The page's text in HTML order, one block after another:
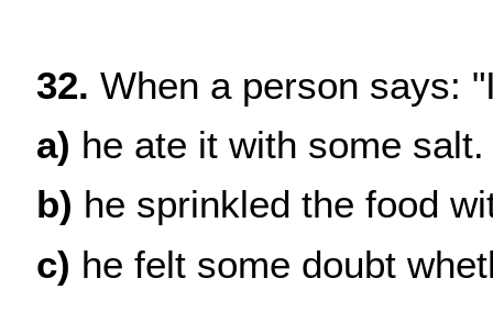
32. When a person says:
a) he ate it with some salt.
b) he sprinkled the food
c) he felt some doubt